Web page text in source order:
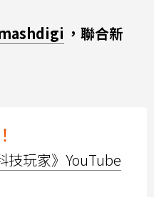
，聯合新
技玩家》YouTube